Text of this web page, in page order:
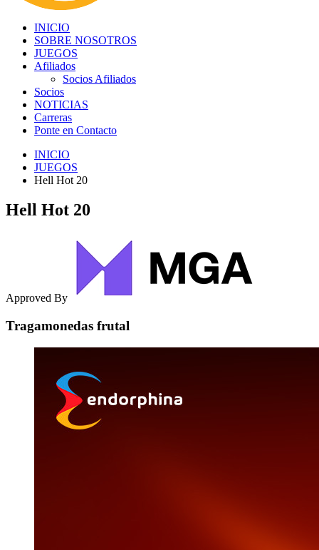
INICIO
SOBRE NOSOTROS
JUEGOS
Afiliados
Socios Afiliados
Socios
NOTICIAS
Carreras
Ponte en Contacto
INICIO
JUEGOS
Hell Hot 20
Hell Hot 20
Approved By
Tragamonedas frutal